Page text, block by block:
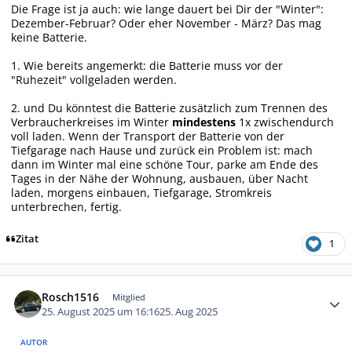
Die Frage ist ja auch: wie lange dauert bei Dir der "Winter":
Dezember-Februar? Oder eher November - März? Das mag
keine Batterie.
1. Wie bereits angemerkt: die Batterie muss vor der
"Ruhezeit" vollgeladen werden.
2. und Du könntest die Batterie zusätzlich zum Trennen des
Verbraucherkreises im Winter mindestens 1x zwischendurch
voll laden. Wenn der Transport der Batterie von der
Tiefgarage nach Hause und zurück ein Problem ist: mach
dann im Winter mal eine schöne Tour, parke am Ende des
Tages in der Nähe der Wohnung, ausbauen, über Nacht
laden, morgens einbauen, Tiefgarage, Stromkreis
unterbrechen, fertig.
Zitat 1
Rosch1516 Mitglied
25. August 2025 um 16:1625. Aug 2025
AUTOR